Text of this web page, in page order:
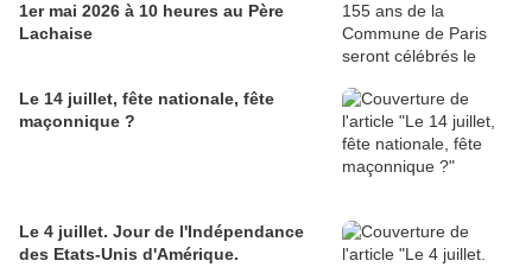
1er mai 2026 à 10 heures au Père
Lachaise
Le 14 juillet, fête nationale, fête
maçonnique ?
Le 4 juillet. Jour de l'Indépendance
des Etats-Unis d'Amérique.